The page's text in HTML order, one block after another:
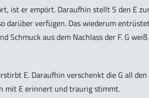
ist er empört. Daraufhin stellt S den E
darüber verfügen. Das wiederum
Schmuck aus dem Nachlass der F. G
E. Daraufhin verschenkt die G all
mit E erinnert und traurig stimmt.